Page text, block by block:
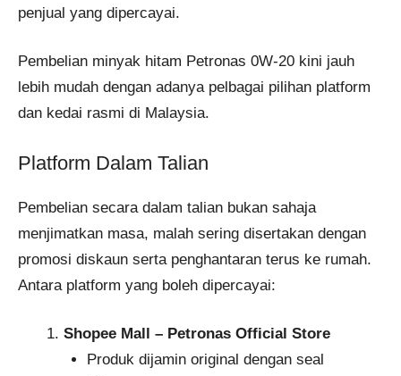
penjual yang dipercayai.
Pembelian minyak hitam Petronas 0W-20 kini jauh
lebih mudah dengan adanya pelbagai pilihan platform
dan kedai rasmi di Malaysia.
Platform Dalam Talian
Pembelian secara dalam talian bukan sahaja
menjimatkan masa, malah sering disertakan dengan
promosi diskaun serta penghantaran terus ke rumah.
Antara platform yang boleh dipercayai:
Shopee Mall – Petronas Official Store
Produk dijamin original dengan seal